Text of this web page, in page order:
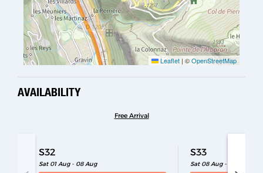
Leaflet | ©OpenStreetMap
AVAILABILITY
Free Arrival
S32
Sat 01 Aug - 08 Aug
S33
Sat 08 Aug - 15 Aug